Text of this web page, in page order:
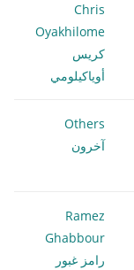
Chris
Oyakhilome
كريس
أوياكيلومي
Others
آخرون
Ramez
Ghabbour
رامز غبور